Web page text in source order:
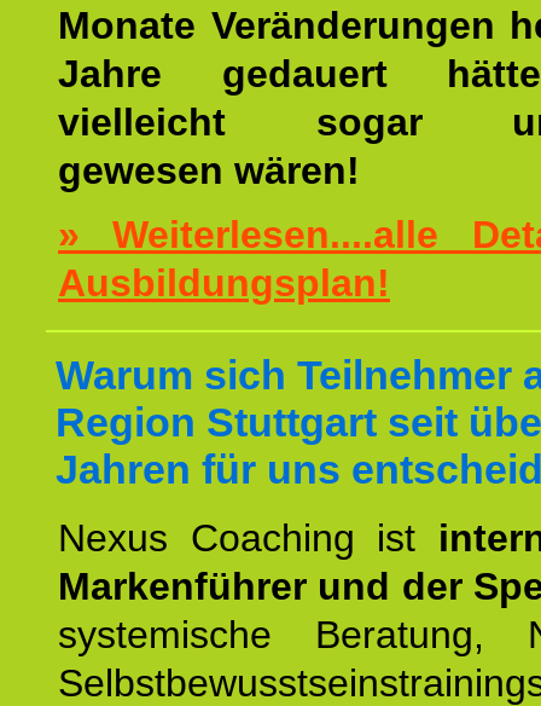
Monate Veränderungen
Jahre gedauert
vielleicht sogar
gewesen wären!
» Weiterlesen....alle
Ausbildungsplan!
Warum sich Teilnehmer
Region Stuttgart seit
Jahren für uns
Nexus Coaching ist
Markenführer und der
systemische Beratung,